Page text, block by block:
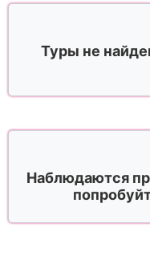
Туры не
Наблюдаются